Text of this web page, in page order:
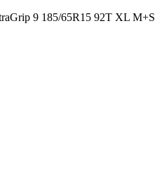
9 185/65R15 92T XL M+S